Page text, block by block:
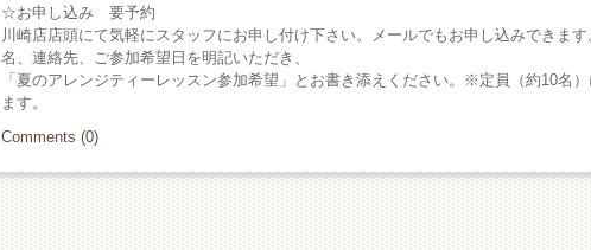
☆お申し込み 要予約
川崎店店頭にて気軽にスタッフにお申し付け下さい。メールでもお申し込みできます
名、連絡先、ご参加希望日を明記いただき、
「夏のアレンジティーレッスン参加希望」とお書き添えください。※定員（約10名
ます。
Comments (0)